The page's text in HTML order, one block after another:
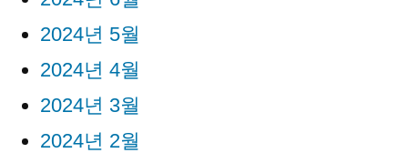
2024년 5월
2024년 4월
2024년 3월
2024년 2월